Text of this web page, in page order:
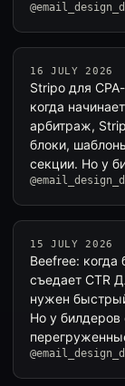
16 JULY 2026
Stripo для
когда
арбитраж,
блоки,
секции. Но у
15 JULY 2026
Beefree: когда
съедает CTR
нужен
Но у билдеров